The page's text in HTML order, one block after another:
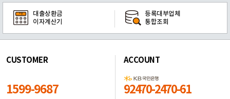
대출상환금
이자계산기
등록대부업체
통합조회
CUSTOMER
1599-9687
ACCOUNT
92470-2470-61